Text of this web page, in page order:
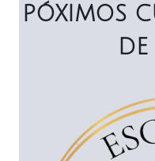
PÓXIMOS